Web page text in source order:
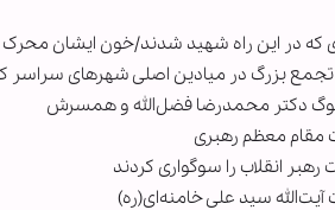
که در این راه شهید شدند/خون ایشان
بزرگ در میادین اصلی شهرهای سراسر
دکتر محمدرضا فضل‌الله و همسرش
معظم رهبری
انقلاب را سوگواری کردند
سید علی خامنه‌ای(ره)